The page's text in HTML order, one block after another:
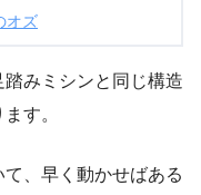
オズ
みミシンと同じ構造
す。
、早く動かせばある